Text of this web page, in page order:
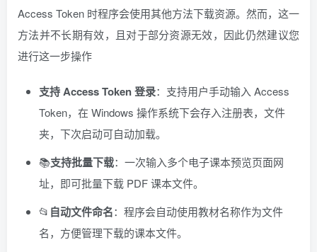
Access Token 时程序会使用其他方法下载资源。然而，这一
方法并不长期有效，且对于部分资源无效，因此仍然建议您
进行这一步操作
支持 Access Token 登录：支持用户手动输入 Access
Token，在 Windows 操作系统下会存入注册表，文件
夹，下次启动可自动加载。
📚支持批量下载：一次输入多个电子课本预览页面网
址，即可批量下载 PDF 课本文件。
📂 自动文件命名：程序会自动使用教材名称作为文件
名，方便管理下载的课本文件。